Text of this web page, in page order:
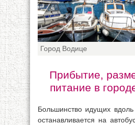
Город Водице
Прибытие,
питание в
Большинство идущих
останавливается на